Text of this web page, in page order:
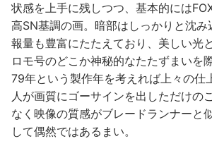
状感を上手に残しつつ、基本的には
高SN基調の画。暗部はしっかりと沈
報量も豊富にたたえており、美しい光
ロモ号のどこか神秘的なたたずまいを
79年という製作年を考えれば上々の仕
人が画質にゴーサインを出しただけの
なく映像の質感がブレードランナーと
して偶然ではあるまい。